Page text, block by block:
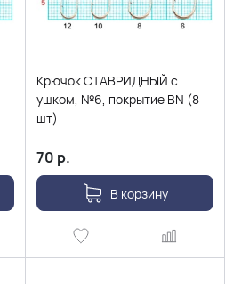
Крючок СТАВРИДНЫЙ с
ушком, №6, покрытие BN (8
шт)
70 р.
В корзину